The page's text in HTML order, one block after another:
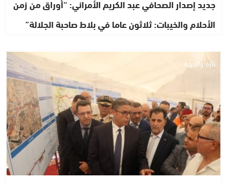
جديد إصدار الصحافي عبد الكريم الأمراني: “أوراق من زمن
الأحلام والخيبات: ثلاثون عاما في بلاط صاحبة الجلالة”
تازة والجهة